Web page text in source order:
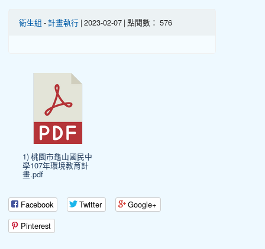
衛生組 - 計畫執行 | 2023-02-07 | 點閱數： 576
1) 桃園市龜山國民中
學107年環境教育計
畫.pdf
Facebook Twitter
Google+
Pinterest